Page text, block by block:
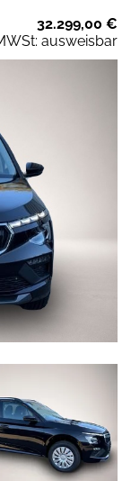
32.299,00 €
ausweisbar